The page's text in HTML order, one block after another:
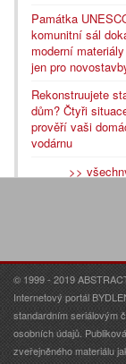
Památka
komunitní sál
moderní
jen pro
Rekonstruujete
dům? Čtyři
prověří vaši
vodárnu
>>
© 1999 - 2019
Internetový portál
standardním seriálovým
osobních údajů.
zveřejněného materiálu